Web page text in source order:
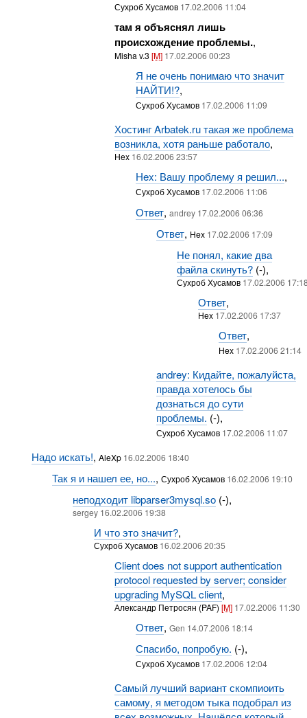
Сухроб Хусамов 17.02.2006 11:04
там я объяснял лишь
происхождение проблемы.,
Misha v.3[M] 17.02.2006 00:23
Я не очень понимаю что значит
НАЙТИ!?,
Сухроб Хусамов 17.02.2006 11:09
Хостинг Arbatek.ru такая же проблема
возникла, хотя раньше работало,
Hex 16.02.2006 23:57
Hex: Вашу проблему я решил...,
Сухроб Хусамов 17.02.2006 11:06
Ответ, andrey 17.02.2006 06:36
Ответ, Hex 17.02.2006 17:09
Не понял, какие два
файла скинуть? (-),
Сухроб Хусамов 17.02.2006
Ответ,
Hex 17.02.2006 17:37
Ответ,
Hex 17.02.2006 21:14
andrey: Кидайте, пожалуйста,
правда хотелось бы
дознаться до сути
проблемы. (-),
Сухроб Хусамов 17.02.2006 11:07
Надо искать!, AleXp 16.02.2006 18:40
Так я и нашел ее, но..., Сухроб Хусамов 16.02.2006 19:10
неподходит libparser3mysql.so (-),
sergey 16.02.2006 19:38
И что это значит?,
Сухроб Хусамов 16.02.2006 20:35
Client does not support authentication
protocol requested by server; consider
upgrading MySQL client,
Александр Петросян (PAF)[M] 17.02.2006 11:30
Ответ, Gen 14.07.2006 18:14
Спасибо, попробую. (-),
Сухроб Хусамов 17.02.2006 12:04
Самый лучший вариант скомпиоить
самому, я методом тыка подобрал из